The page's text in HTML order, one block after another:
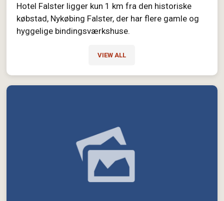
Hotel Falster ligger kun 1 km fra den historiske
købstad, Nykøbing Falster, der har flere gamle og
hyggelige bindingsværkshuse.
VIEW ALL